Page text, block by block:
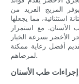
المزيج الفريد من
استثنائية، مما يجعلها
مع استمرار
الأخضر بسرعة الخيار
أفضل رعاية ممكنة
لمرضاهم.
إجراءات طب الأسنان